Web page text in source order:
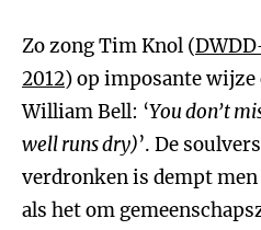
Zo zong Tim Knol (
2012) op imposante
William Bell: ‘You don’t
well runs dry)’. De
verdronken is dempt men
als het om